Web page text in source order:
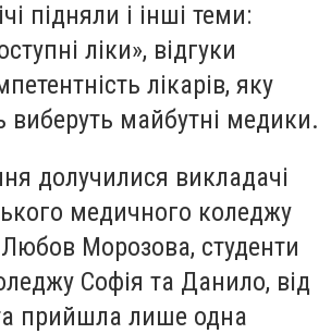
підняли і інші теми:
ліки», відгуки
лікарів, яку
виберуть майбутні медики.
долучилися викладачі
медичного коледжу
Морозова, студенти
Софія та Данило, від
прийшла лише одна